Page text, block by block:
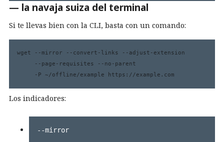
— la navaja suiza del terminal
Si te llevas bien con la CLI, basta con un comando:
wget --mirror --convert-links --adjust-extension
     -P ~/offline/example https://example.com
Los indicadores:
--mirror